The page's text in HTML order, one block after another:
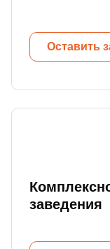
Оставить
заведения